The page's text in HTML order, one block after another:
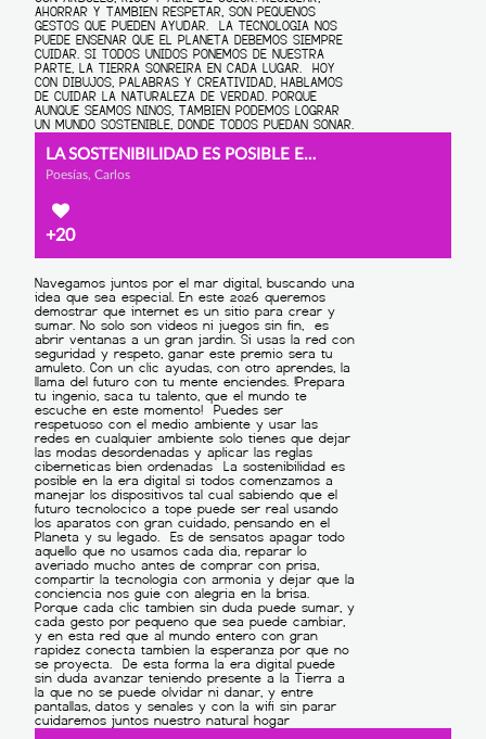
LA SOSTENIBILIDAD ES POSIBLE EN LA ERA DIGITAL
Poesías, Carlos
+20